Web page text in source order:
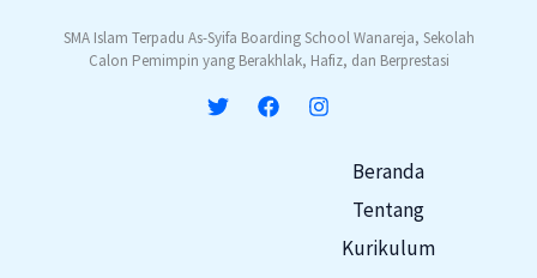
SMA Islam Terpadu As-Syifa Boarding School Wanareja, Sekolah
Calon Pemimpin yang Berakhlak, Hafiz, dan Berprestasi
Beranda
Tentang
Kurikulum